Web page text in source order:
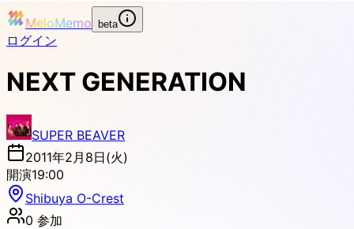
MeloMemo beta
ログイン
NEXT GENERATION
SUPER BEAVER
2011年2月8日(火)
開演19:00
Shibuya O-Crest
0 参加